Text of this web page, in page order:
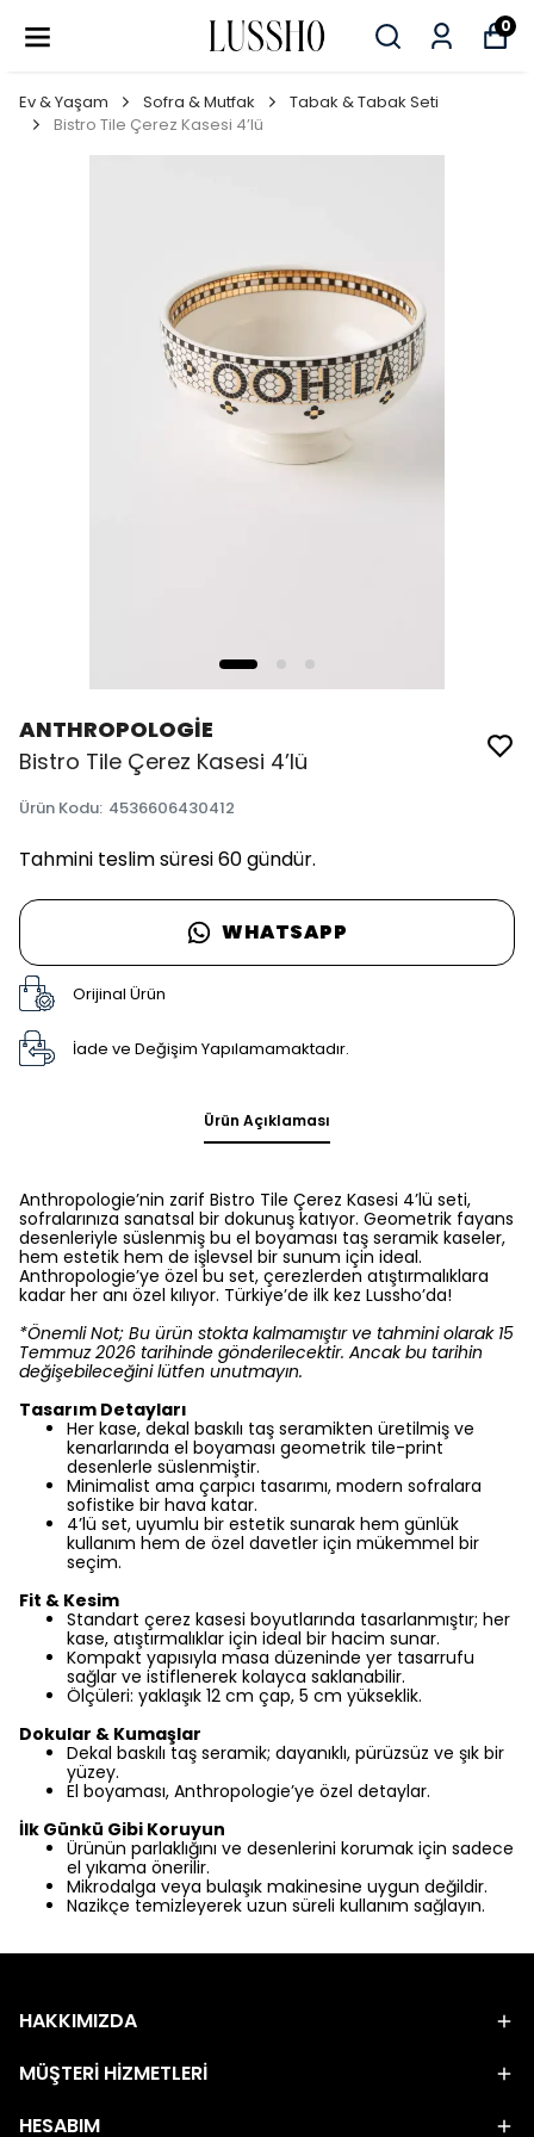
0
Ev & Yaşam Sofra & Mutfak
Tabak & Tabak Seti
Bistro Tile Çerez Kasesi 4’lü
ANTHROPOLOGİE
Bistro Tile Çerez Kasesi 4’lü
Ürün Kodu: 4536606430412
Tahmini teslim süresi 60 gündür.
WHATSAPP
Orijinal Ürün
İade ve Değişim Yapılamamaktadır.
Ürün Açıklaması
Anthropologie’nin zarif Bistro Tile Çerez Kasesi 4’lü seti,
sofralarınıza sanatsal bir dokunuş katıyor. Geometrik fayans
desenleriyle süslenmiş bu el boyaması taş seramik kaseler,
hem estetik hem de işlevsel bir sunum için ideal.
Anthropologie’ye özel bu set, çerezlerden atıştırmalıklara
kadar her anı özel kılıyor. Türkiye’de ilk kez Lussho’da!
*Önemli Not; Bu ürün stokta kalmamıştır ve tahmini olarak 15
Temmuz 2026 tarihinde gönderilecektir. Ancak bu tarihin
değişebileceğini lütfen unutmayın.
Tasarım Detayları
Her kase, dekal baskılı taş seramikten üretilmiş ve
kenarlarında el boyaması geometrik tile-print
desenlerle süslenmiştir.
Minimalist ama çarpıcı tasarımı, modern sofralara
sofistike bir hava katar.
4’lü set, uyumlu bir estetik sunarak hem günlük
kullanım hem de özel davetler için mükemmel bir
seçim.
Fit & Kesim
Standart çerez kasesi boyutlarında tasarlanmıştır; her
kase, atıştırmalıklar için ideal bir hacim sunar.
Kompakt yapısıyla masa düzeninde yer tasarrufu
sağlar ve istiflenerek kolayca saklanabilir.
Ölçüleri: yaklaşık 12 cm çap, 5 cm yükseklik.
Dokular & Kumaşlar
Dekal baskılı taş seramik; dayanıklı, pürüzsüz ve şık bir
yüzey.
El boyaması, Anthropologie’ye özel detaylar.
İlk Günkü Gibi Koruyun
Ürünün parlaklığını ve desenlerini korumak için sadece
el yıkama önerilir.
Mikrodalga veya bulaşık makinesine uygun değildir.
Nazikçe temizleyerek uzun süreli kullanım sağlayın.
HAKKIMIZDA
MÜŞTERİ HİZMETLERİ
HESABIM